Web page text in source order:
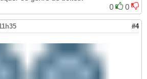
0
0
#4